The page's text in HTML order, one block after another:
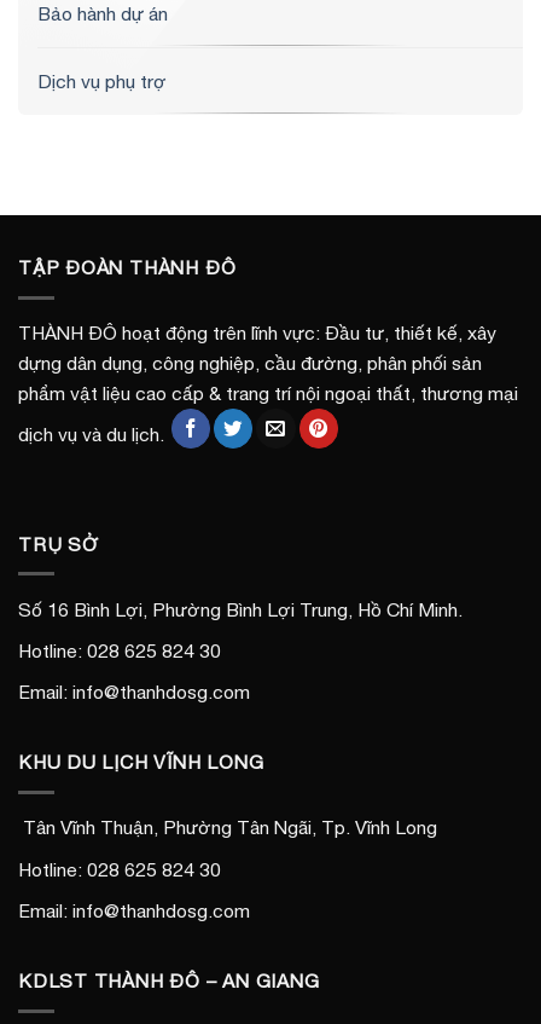
Bảo hành dự án
Dịch vụ phụ trợ
TẬP ĐOÀN THÀNH ĐÔ
THÀNH ĐÔ hoạt động trên lĩnh vực: Đầu tư, thiết kế, xây
dựng dân dụng, công nghiệp, cầu đường, phân phối sản
phẩm vật liệu cao cấp & trang trí nội ngoại thất, thương mại
dịch vụ và du lịch.
TRỤ SỞ
Số 16 Bình Lợi, Phường Bình Lợi Trung, Hồ Chí Minh.
Hotline: 028 625 824 30
Email: info@thanhdosg.com
KHU DU LỊCH VĨNH LONG
Tân Vĩnh Thuận, Phường Tân Ngãi, Tp. Vĩnh Long
Hotline: 028 625 824 30
Email: info@thanhdosg.com
KDLST THÀNH ĐÔ – AN GIANG